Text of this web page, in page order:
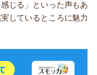
じる」といった声もあ
しているところに魅力